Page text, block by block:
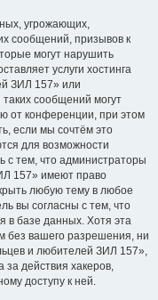
угрожающих,
сообщений, призывов к
могут нарушить
услуги хостинга
ЗИЛ 157» или
сообщений могут
от конференции, при этом
если мы сочтём это
для возможности
с тем, что администраторы
157» имеют право
любую тему в любое
вы согласны с тем, что
в базе данных. Хотя эта
без вашего разрешения, ни
и любителей ЗИЛ 157»,
действия хакеров,
доступу к ней.